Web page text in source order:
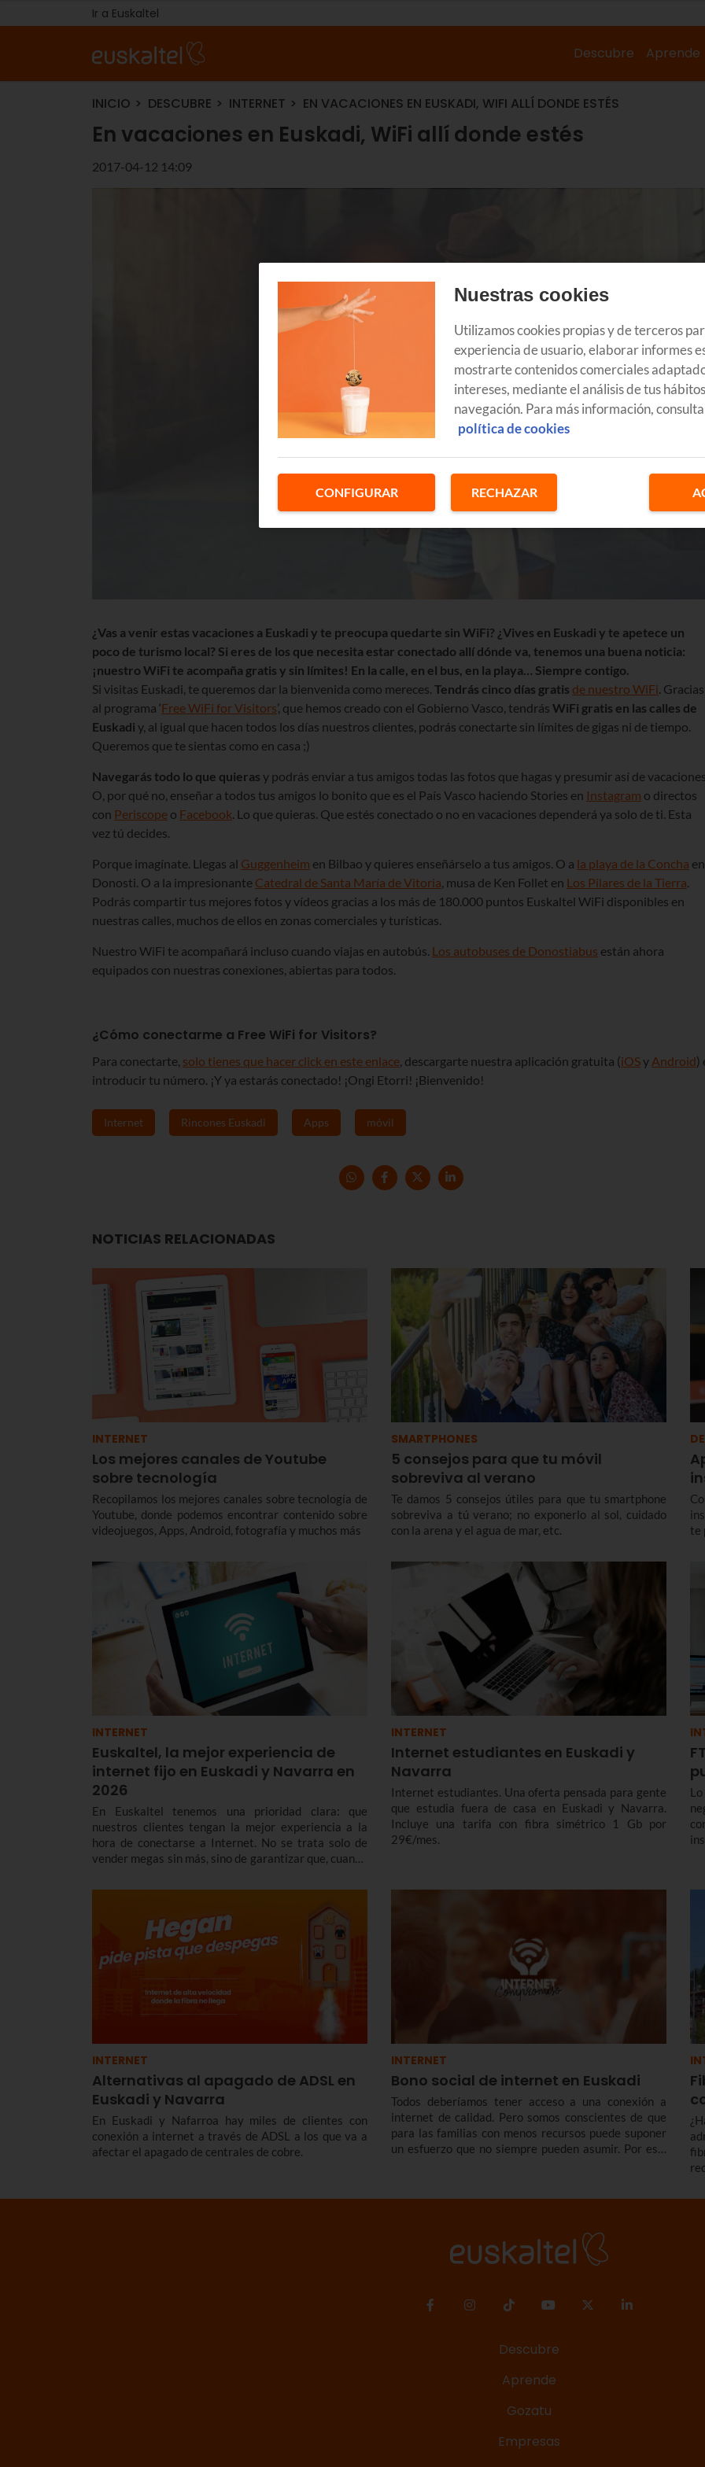
Ir a Euskaltel
Descubre Aprende
INICIO DESCUBRE INTERNET EN VACACIONES EN EUSKADI, WIFI ALLÍ DONDE ESTÉS
En vacaciones en Euskadi, WiFi allí donde estés
2017-04-12 14:09
¿Vas a venir estas vacaciones a Euskadi y te preocupa quedarte sin WiFi? ¿Vives en Euskadi y te apetece un
poco de turismo local? Si eres de los que necesita estar conectado allí dónde va, tenemos una buena noticia:
¡nuestro WiFi te acompaña gratis y sin límites! En la calle, en el bus, en la playa… Siempre contigo.
Si visitas Euskadi, te queremos dar la bienvenida como mereces. Tendrás cinco días gratis de nuestro WiFi . Gracias
al programa ‘Free WiFi for Visitors’, que hemos creado con el Gobierno Vasco, tendrás WiFi gratis en las calles de
Euskadi y, al igual que hacen todos los días nuestros clientes, podrás conectarte sin límites de gigas ni de tiempo.
Queremos que te sientas como en casa ;)
Navegarás todo lo que quieras y podrás enviar a tus amigos todas las fotos que hagas y presumir así de
O, por qué no, enseñar a todos tus amigos lo bonito que es el País Vasco haciendo Stories en Instagram o directos
con Periscope o Facebook . Lo que quieras. Que estés conectado o no en vacaciones dependerá ya solo de ti. Esta
vez tú decides.
Porque imagínate. Llegas al Guggenheim en Bilbao y quieres enseñárselo a tus amigos. O a la playa de la Concha en
Donosti. O a la impresionante Catedral de Santa María de Vitoria , musa de Ken Follet en Los Pilares de la Tierra
Podrás compartir tus mejores fotos y vídeos gracias a los más de 180.000 puntos Euskaltel WiFi disponibles en
nuestras calles, muchos de ellos en zonas comerciales y turísticas.
Nuestro WiFi te acompañará incluso cuando viajas en autobús. Los autobuses de Donostiabus están ahora
equipados con nuestras conexiones, abiertas para todos.
¿Cómo conectarme a Free WiFi for Visitors?
Para conectarte, solo tienes que hacer click en este enlace , descargarte nuestra aplicación gratuita (iOSy Android)
introducir tu número. ¡Y ya estarás conectado! ¡Ongi Etorri! ¡Bienvenido!
Internet Rincones Euskadi Apps móvil
NOTICIAS RELACIONADAS
INTERNET
Los mejores canales de Youtube
sobre tecnología
Recopilamos los mejores canales sobre tecnología de
Youtube, donde podemos encontrar contenido sobre
videojuegos, Apps, Android, fotografía y muchos más
SMARTPHONES
5 consejos para que tu móvil
sobreviva al verano
Te damos 5 consejos útiles para que tu smartphone
sobreviva a tú verano; no exponerlo al sol, cuidado
con la arena y el agua de mar, etc.
te
INTERNET
Euskaltel, la mejor experiencia de
internet fijo en Euskadi y Navarra en
2026
En Euskaltel tenemos una prioridad clara: que
nuestros clientes tengan la mejor experiencia a la
hora de conectarse a Internet. No se trata solo de
vender megas sin más, sino de garantizar que, cuando
latencia envidiables.
INTERNET
Internet estudiantes en Euskadi y
Navarra
Internet estudiantes. Una oferta pensada para gente
que estudia fuera de casa en Euskadi y Navarra.
Incluye una tarifa con fibra simétrico 1 Gb por
29€/mes.
INTERNET
Alternativas al apagado de ADSL en
Euskadi y Navarra
En Euskadi y Nafarroa hay miles de clientes con
conexión a internet a través de ADSL a los que va a
afectar el apagado de centrales de cobre.
INTERNET
Bono social de internet en Euskadi
Todos deberíamos tener acceso a una conexión a
internet de calidad. Pero somos conscientes de que
para las familias con menos recursos puede suponer
un esfuerzo que no siempre pueden asumir. Por eso,
Descubre
Aprende
Gozatu
Empresas
Nuestras cookies
Utilizamos cookies propias y de terceros
experiencia de usuario, elaborar informes
mostrarte contenidos comerciales
intereses, mediante el análisis de tus
navegación. Para más información,
política de cookies
CONFIGURAR RECHAZAR